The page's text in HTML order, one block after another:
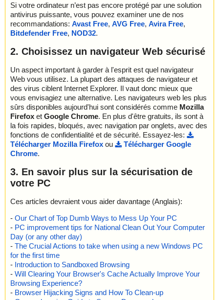
Si votre ordinateur n’est pas encore protégé par une solution
antivirus puissante, vous pouvez examiner une de nos
recommandations: Avast Free, AVG Free, Avira Free,
Bitdefender Free, NOD32.
2. Choisissez un navigateur Web sécurisé
Un aspect important à garder à l'esprit est quel navigateur
Web vous utilisez. La plupart des attaques de navigateur et
des virus ciblent Internet Explorer. Il vaut donc mieux que
vous envisagiez une alternative. Les navigateurs web les plus
sûrs disponibles aujourd'hui sont considérés comme Mozilla
Firefox et Google Chrome. En plus d'être gratuits, ils sont à
la fois rapides, bloqués, avec navigation par onglets, avec des
fonctions de confidentialité et de sécurité. Essayez-les:
Télécharger Mozilla Firefox ou
Télécharger Google
Chrome.
3. En savoir plus sur la sécurisation de
votre PC
Ces articles devraient vous aider davantage (Anglais):
- Our Chart of Top Dumb Ways to Mess Up Your PC
- PC improvement tips for National Clean Out Your Computer
Day (or any other day)
- The Crucial Actions to take when using a new Windows PC
for the first time
- Introduction to Sandboxed Browsing
- Will Clearing Your Browser's Cache Actually Improve Your
Browsing Experience?
- Browser Hijacking Signs and How To Clean-up